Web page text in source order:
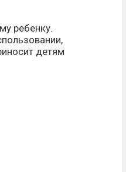
ребенку.
детям